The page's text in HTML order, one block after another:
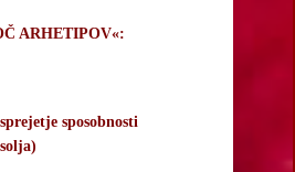
ARHETIPOV«:
sposobnosti